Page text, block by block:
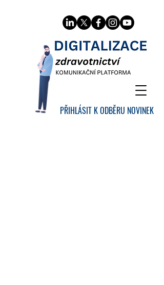
PŘIHLÁSIT K ODBĚRU NOVINEK